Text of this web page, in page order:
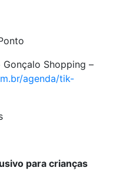
Shopping –
agenda/tik-
para crianças